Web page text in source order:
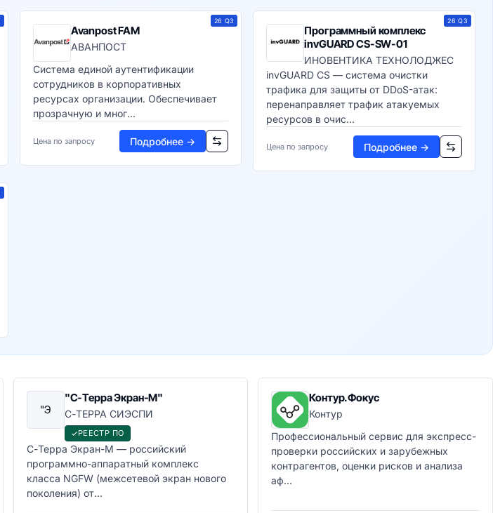
26 Q3
Avanpost FAM
АВАНПОСТ
Система единой аутентификации
сотрудников в корпоративных
ресурсах организации. Обеспечивает
прозрачную и мног...
Цена по запросу Подробнее →
26 Q3
Программный комплекс
invGUARD CS-SW-01
ИНОВЕНТИКА ТЕХНОЛОДЖЕС
invGUARD CS — система очистки
трафика для защиты от DDoS-атак:
перенаправляет трафик атакуемых
ресурсов в очис...
Цена по запросу Подробнее →
"Э
"С-Терра Экран-М"
С-ТЕРРА СИЭСПИ
РЕЕСТР ПО
С-Терра Экран-М — российский
программно-аппаратный комплекс
класса NGFW (межсетевой экран нового
поколения) от...
Контур.Фокус
Контур
Профессиональный сервис для экспресс-
проверки российских и зарубежных
контрагентов, оценки рисков и анализа
аф...